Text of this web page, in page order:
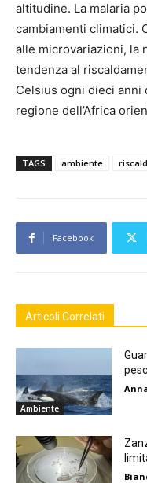
altitudine. La malaria
cambiamenti climatici.
alle microvariazioni, la
tendenza al
Celsius ogni dieci anni
regione dell’Africa
TAGS ambiente
Facebook
Articoli Correlati
Ambiente